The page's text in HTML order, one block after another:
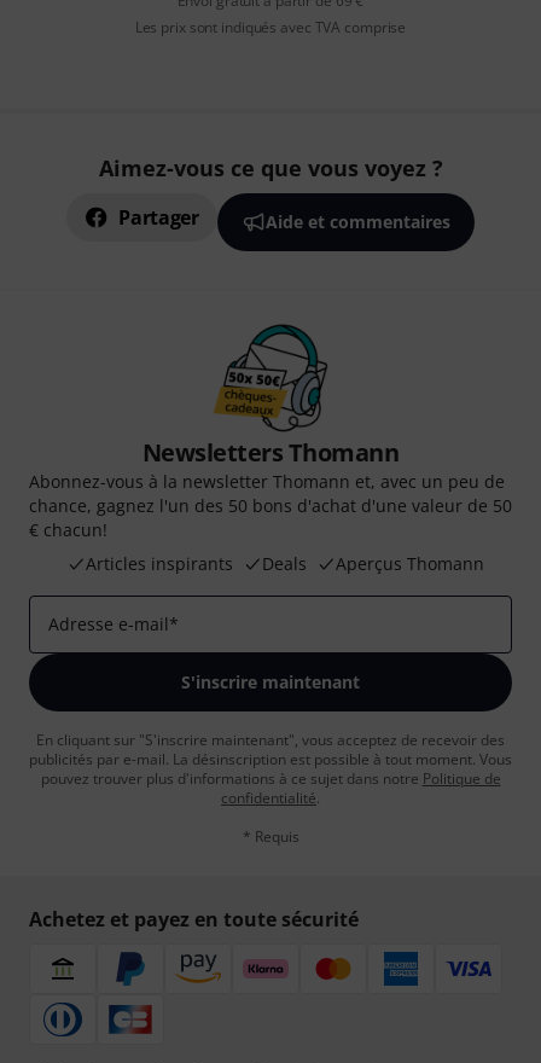
Les prix sont indiqués avec TVA comprise
Aimez-vous ce que vous voyez ?
Partager Aide et commentaires
Newsletters Thomann
Abonnez-vous à la newsletter Thomann et, avec un peu de
chance, gagnez l'un des 50 bons d'achat d'une valeur de 50
€ chacun!
Articles inspirants
Deals Aperçus Thomann
Adresse e-mail*
S'inscrire maintenant
En cliquant sur "S'inscrire maintenant", vous acceptez de recevoir des
publicités par e-mail. La désinscription est possible à tout moment. Vous
pouvez trouver plus d'informations à ce sujet dans notre Politique de
confidentialité.
* Requis
Achetez et payez en toute sécurité